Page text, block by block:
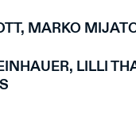
MARKO
LILLI